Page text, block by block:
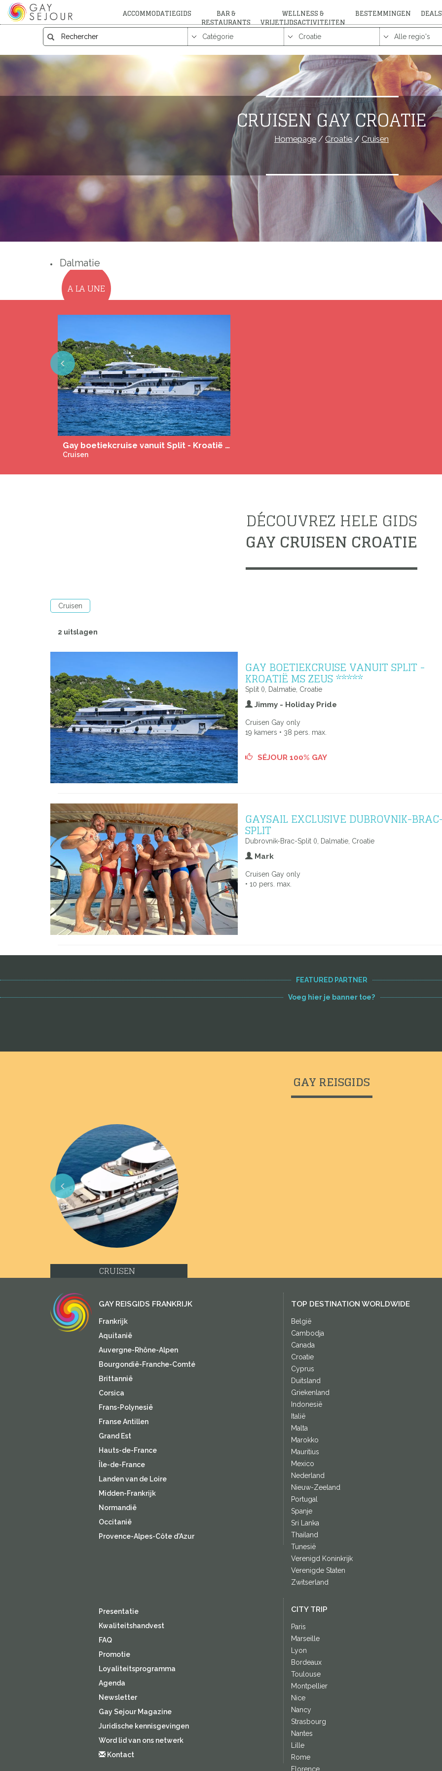
ACCOMMODATIEGIDS BAR &
RESTAURANTS
WELLNESS &
VRIJETIJDSACTIVITEITEN
BESTEMMINGEN DEALS
CRUISEN GAY CROATIE
Homepage / Croatie / Cruisen
Dalmatie
A LA UNE
Previous
Gay boetiekcruise vanuit Split - Kroatië MS Zeus *****
Cruisen
DÉCOUVREZ HELE GIDS
GAY CRUISEN CROATIE
Cruisen
2 uitslagen
GAY BOETIEKCRUISE VANUIT SPLIT -
KROATIË MS ZEUS *****
Split (), Dalmatie, Croatie
Jimmy - Holiday Pride
Cruisen Gay only
19 kamers • 38 pers. max.
SÉJOUR 100% GAY
GAYSAIL EXCLUSIVE DUBROVNIK-
SPLIT
Dubrovnik-Brac-Split (), Dalmatie, Croatie
Mark
Cruisen Gay only
• 10 pers. max.
FEATURED PARTNER
Voeg hier je banner toe?
GAY REISGIDS
Previous
CRUISEN
GAY REISGIDS FRANKRIJK
Frankrijk
Aquitanië
Auvergne-Rhône-Alpen
Bourgondië-Franche-Comté
Brittannië
Corsica
Frans-Polynesië
Franse Antillen
Grand Est
Hauts-de-France
Île-de-France
Landen van de Loire
Midden-Frankrijk
Normandië
Occitanië
Provence-Alpes-Côte d'Azur
TOP DESTINATION WORLDWIDE
België
Cambodja
Canada
Croatie
Cyprus
Duitsland
Griekenland
Indonesië
Italië
Malta
Marokko
Mauritius
Mexico
Nederland
Nieuw-Zeeland
Portugal
Spanje
Sri Lanka
Thailand
Tunesië
Verenigd Koninkrijk
Verenigde Staten
Zwitserland
Presentatie
Kwaliteitshandvest
FAQ
Promotie
Loyaliteitsprogramma
Agenda
Newsletter
Gay Sejour Magazine
Juridische kennisgevingen
Word lid van ons netwerk
Kontact
CITY TRIP
Paris
Marseille
Lyon
Bordeaux
Toulouse
Montpellier
Nice
Nancy
Strasbourg
Nantes
Lille
Rome
Florence